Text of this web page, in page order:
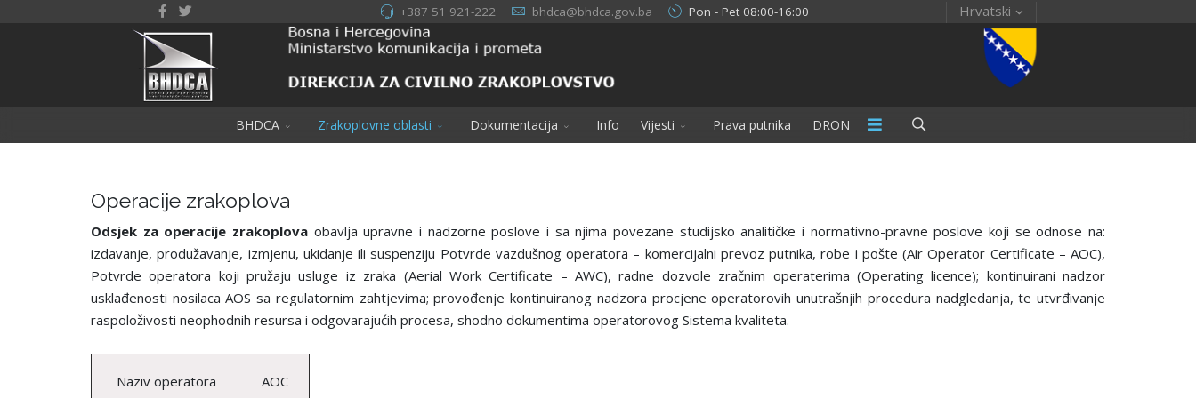
+387 51 921-222 bhdca@bhdca.gov.ba Pon - Pet 08:00-16:00 Hrvatski
BHDCA Zrakoplovne oblasti Dokumentacija Info Vijesti Prava putnika DRON
Operacije zrakoplova
Odsjek za operacije zrakoplova obavlja upravne i nadzorne poslove i sa njima povezane studijsko analitičke i normativno-pravne poslove koji se odnose na:
izdavanje, produžavanje, izmjenu, ukidanje ili suspenziju Potvrde vazdušnog operatora – komercijalni prevoz putnika, robe i pošte (Air Operator Certificate – AOC),
Potvrde operatora koji pružaju usluge iz zraka (Aerial Work Certificate – AWC), radne dozvole zračnim operaterima (Operating licence); kontinuirani nadzor
usklađenosti nosilaca AOS sa regulatornim zahtjevima; provođenje kontinuiranog nadzora procjene operatorovih unutrašnjih procedura nadgledanja, te utvrđivanje
raspoloživosti neophodnih resursa i odgovarajućih procesa, shodno dokumentima operatorovog Sistema kvaliteta.
Naziv operatora AOC